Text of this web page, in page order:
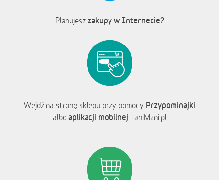
Planujesz zakupy w Internecie?
Wejdź na stronę sklepu przy pomocy Przypominajki
albo aplikacji mobilnej FaniMani.pl